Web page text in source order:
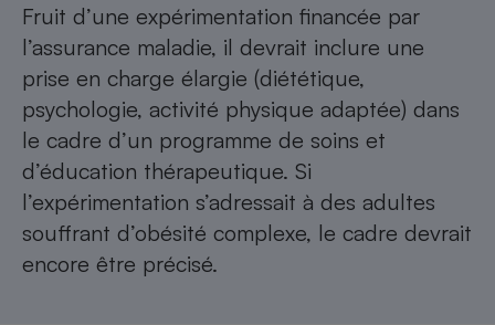
Fruit d’une expérimentation financée par
l’assurance maladie, il devrait inclure une
prise en charge élargie (diététique,
psychologie, activité physique adaptée) dans
le cadre d’un programme de soins et
d’éducation thérapeutique. Si
l’expérimentation s’adressait à des adultes
souffrant d’obésité complexe, le cadre devrait
encore être précisé.